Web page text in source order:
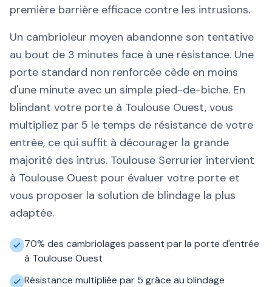
première barrière efficace contre les intrusions.
Un cambrioleur moyen abandonne son tentative
au bout de 3 minutes face à une résistance. Une
porte standard non renforcée cède en moins
d'une minute avec un simple pied-de-biche. En
blindant votre porte à Toulouse Ouest, vous
multipliez par 5 le temps de résistance de votre
entrée, ce qui suffit à décourager la grande
majorité des intrus. Toulouse Serrurier intervient
à Toulouse Ouest pour évaluer votre porte et
vous proposer la solution de blindage la plus
adaptée.
70% des cambriolages passent par la porte d'entrée
à Toulouse Ouest
Résistance multipliée par 5 grâce au blindage